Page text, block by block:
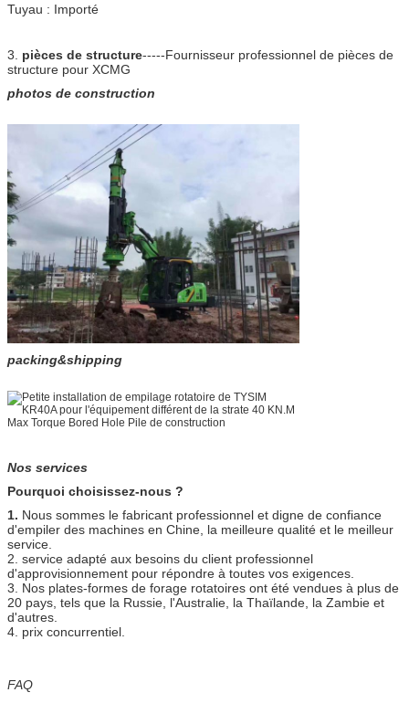
Tuyau : Importé
3. pièces de structure-----Fournisseur professionnel de pièces de
structure pour XCMG
photos de construction
packing&shipping
Nos services
Pourquoi choisissez-nous ?
1. Nous sommes le fabricant professionnel et digne de confiance
d'empiler des machines en Chine, la meilleure qualité et le meilleur
service.
2. service adapté aux besoins du client professionnel
d'approvisionnement pour répondre à toutes vos exigences.
3. Nos plates-formes de forage rotatoires ont été vendues à plus de
20 pays, tels que la Russie, l'Australie, la Thaïlande, la Zambie et
d'autres.
4. prix concurrentiel.
FAQ